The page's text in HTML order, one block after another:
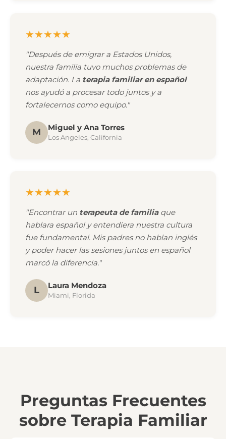
★★★★★
"Después de emigrar a Estados Unidos,
nuestra familia tuvo muchos problemas de
adaptación. La terapia familiar en español
nos ayudó a procesar todo juntos y a
fortalecernos como equipo."
M Miguel y Ana Torres
Los Angeles, California
★★★★★
"Encontrar un terapeuta de familiaque
hablara español y entendiera nuestra cultura
fue fundamental. Mis padres no hablan inglés
y poder hacer las sesiones juntos en español
marcó la diferencia."
L Laura Mendoza
Miami, Florida
Preguntas Frecuentes
sobre Terapia Familiar